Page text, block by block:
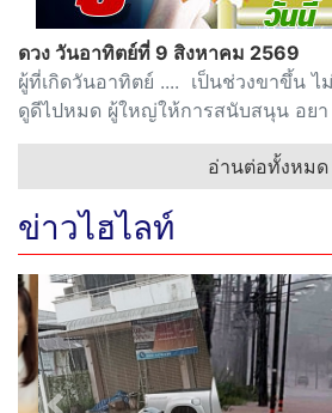
ดวง วันอาทิตย์ที่ 9 สิงหาคม 2569
ผู้ที่เกิดวันอาทิตย์ .... เป็นช่วงขาขึ้น ไ
ดูดีไปหมด ผู้ใหญ่ให้การสนับสนุน อยา
อ่านต่อทั้งหมด
ข่าวไฮไลท์